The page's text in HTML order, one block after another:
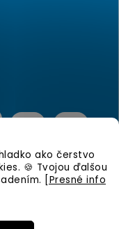
ako čerstvo
🍪 Tvojou ďalšou
[Presné info